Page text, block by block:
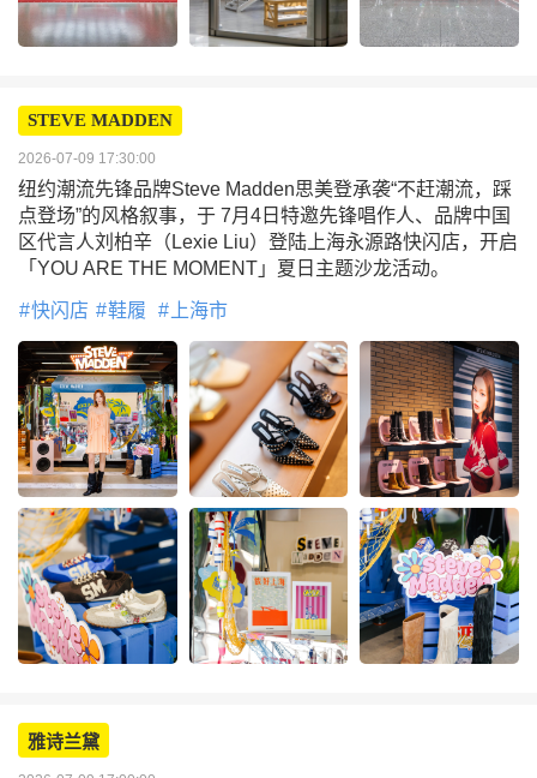
STEVE MADDEN
2026-07-09 17:30:00
纽约潮流先锋品牌Steve Madden思美登承袭“不赶潮流，踩
点登场”的风格叙事，于 7月4日特邀先锋唱作人、品牌中国
区代言人刘柏辛（Lexie Liu）登陆上海永源路快闪店，开启
「YOU ARE THE MOMENT」夏日主题沙龙活动。
快闪店 鞋履 上海市
雅诗兰黛